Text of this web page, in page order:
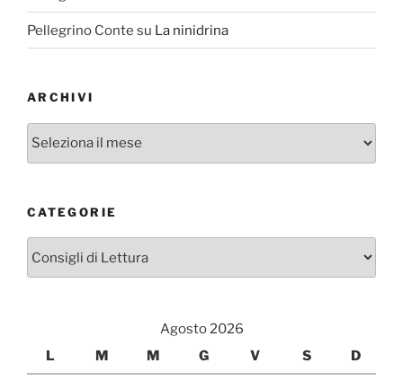
Pellegrino Conte su La ninidrina
ARCHIVI
CATEGORIE
Agosto 2026
L
M M G V S D